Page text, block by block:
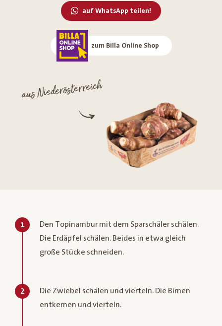
auf WhatsApp teilen!
zum Billa Online Shop
aus Niederösterreich
1
Den Topinambur mit dem Sparschäler schälen.
Die Erdäpfel schälen. Beides in etwa gleich
große Stücke schneiden.
2
Die Zwiebel schälen und vierteln. Die Birnen
entkernen und vierteln.